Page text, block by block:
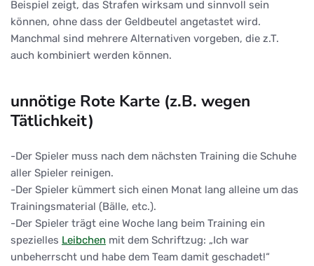
Beispiel zeigt, das Strafen wirksam und sinnvoll sein
können, ohne dass der Geldbeutel angetastet wird.
Manchmal sind mehrere Alternativen vorgeben, die z.T.
auch kombiniert werden können.
unnötige Rote Karte (z.B. wegen
Tätlichkeit)
-Der Spieler muss nach dem nächsten Training die Schuhe
aller Spieler reinigen.
-Der Spieler kümmert sich einen Monat lang alleine um das
Trainingsmaterial (Bälle, etc.).
-Der Spieler trägt eine Woche lang beim Training ein
spezielles Leibchen mit dem Schriftzug: „Ich war
unbeherrscht und habe dem Team damit geschadet!“